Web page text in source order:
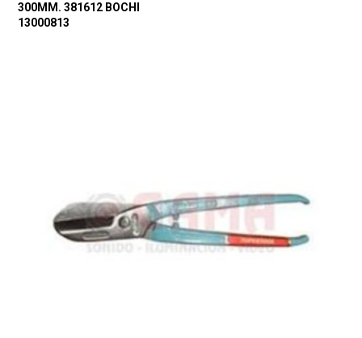
300MM. 381612 BOCHI
13000813